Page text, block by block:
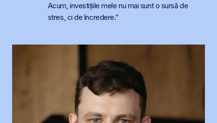
Acum, investițiile mele nu mai sunt o sursă de
stres, ci de încredere.”